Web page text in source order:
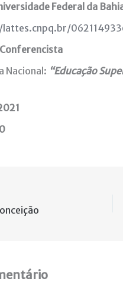
Federal da
Conferencista
Nacional: “Educação